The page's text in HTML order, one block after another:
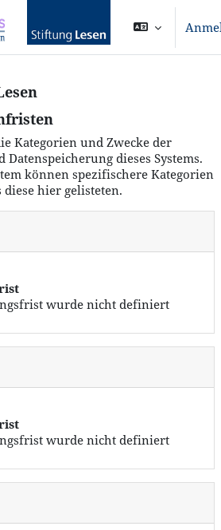
Kategorien und Zwecke der
dieses Systems.
können spezifischere Kategorien
hier gelisteten.
wurde nicht definiert
wurde nicht definiert